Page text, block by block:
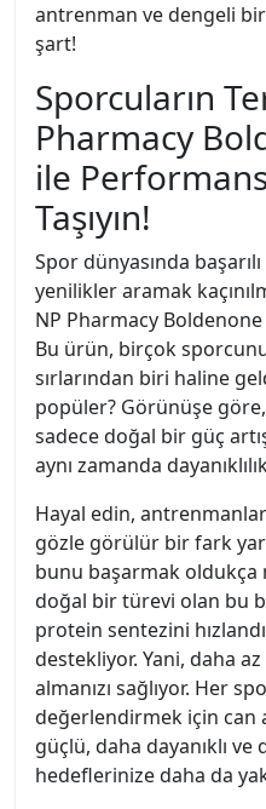
antrenman ve dengeli
şart!
Sporcuların
Pharmacy
ile
Taşıyın!
Spor dünyasında
yenilikler aramak
NP Pharmacy
Bu ürün, birçok
sırlarından biri haline
popüler? Görünüşe
sadece doğal bir güç
aynı zamanda
Hayal edin,
gözle görülür bir fark
bunu başarmak
doğal bir türevi olan bu
protein sentezini
destekliyor. Yani, daha
almanızı sağlıyor. Her
değerlendirmek için can
güçlü, daha dayanıklı
hedeflerinize daha da